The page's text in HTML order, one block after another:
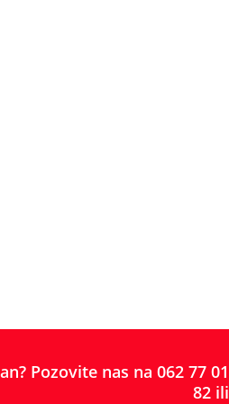
Pozovite nas na 062 77 01
82 ili